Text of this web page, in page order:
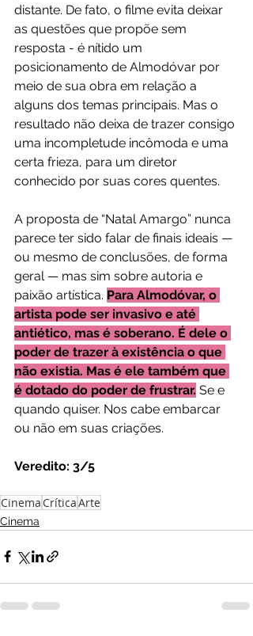
distante. De fato, o filme evita deixar
as questões que propõe sem
resposta - é nítido um
posicionamento de Almodóvar por
meio de sua obra em relação a
alguns dos temas principais. Mas o
resultado não deixa de trazer consigo
uma incompletude incômoda e uma
certa frieza, para um diretor
conhecido por suas cores quentes.
A proposta de “Natal Amargo” nunca
parece ter sido falar de finais ideais —
ou mesmo de conclusões, de forma
geral — mas sim sobre autoria e
paixão artística. Para Almodóvar, o
artista pode ser invasivo e até
antiético, mas é soberano. É dele o
poder de trazer à existência o que
não existia. Mas é ele também que
é dotado do poder de frustrar. Se e
quando quiser. Nos cabe embarcar
ou não em suas criações.
Veredito: 3/5
Cinema CríticaArte
Cinema